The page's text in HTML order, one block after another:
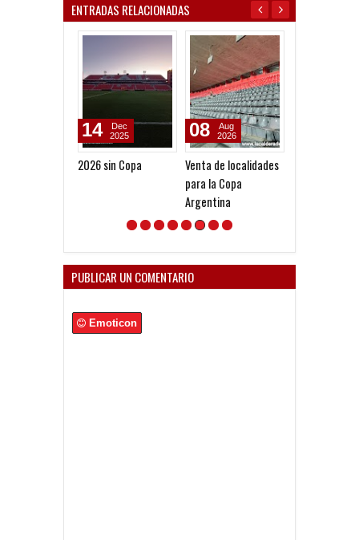
ENTRADAS RELACIONADAS
2026 sin Copa
14
Dec
2025
Venta de localidades
para la Copa
Argentina
08
Aug
2026
PUBLICAR UN COMENTARIO
Emoticon